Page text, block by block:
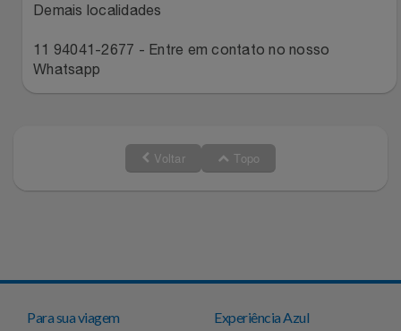
Relógios
Saúde E Bem-Estar
The Bar
Demais localidades
11 94041-2677 - Entre em contato no nosso
Whatsapp
Voltar Topo
Para sua viagem Experiência Azul